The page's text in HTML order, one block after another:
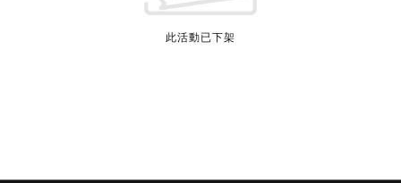
此活動已下架